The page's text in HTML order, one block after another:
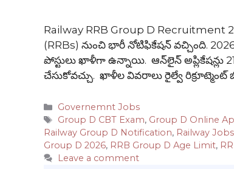
Railway RRB Group D Recruitment
(RRBs) నుంచి భారీ నోటిఫికేషన్ వచ్చింది.
పోస్టులు ఖాళీగా ఉన్నాయి. ఆన్‌లైన్ అప్లికేషన్లు
చేసుకోవచ్చు. ఖాళీల వివరాలు రైల్వే రిక్రూట్మెంట్
Categories
Governemnt Jobs
Tags
Group D CBT Exam, Group D Online
Railway Group D Notification, Railway
Group D 2026, RRB Group D Age Limit,
Leave a comment